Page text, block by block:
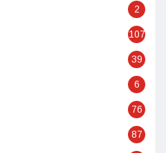
2
107
39
6
76
87